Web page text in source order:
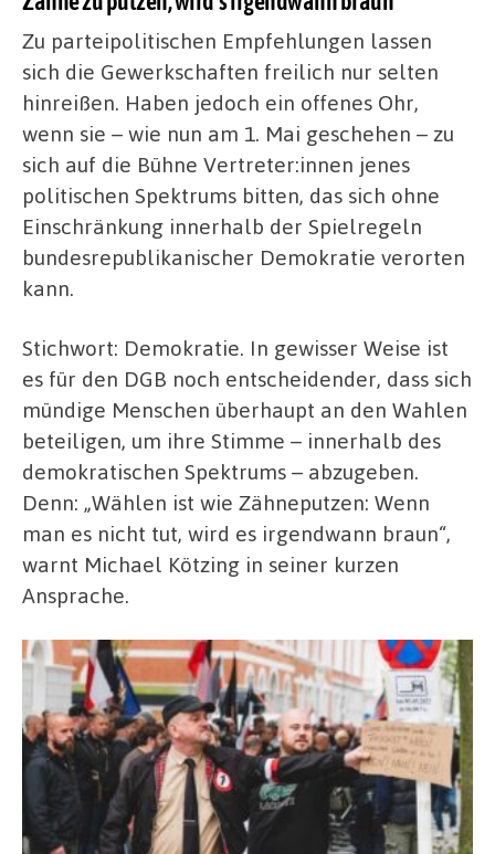
Zu parteipolitischen Empfehlungen lassen
sich die Gewerkschaften freilich nur selten
hinreißen. Haben jedoch ein offenes Ohr,
wenn sie – wie nun am 1. Mai geschehen – zu
sich auf die Bühne Vertreter:innen jenes
politischen Spektrums bitten, das sich ohne
Einschränkung innerhalb der Spielregeln
bundesrepublikanischer Demokratie verorten
kann.
Stichwort: Demokratie. In gewisser Weise ist
es für den DGB noch entscheidender, dass sich
mündige Menschen überhaupt an den Wahlen
beteiligen, um ihre Stimme – innerhalb des
demokratischen Spektrums – abzugeben.
Denn: „Wählen ist wie Zähneputzen: Wenn
man es nicht tut, wird es irgendwann braun“,
warnt Michael Kötzing in seiner kurzen
Ansprache.